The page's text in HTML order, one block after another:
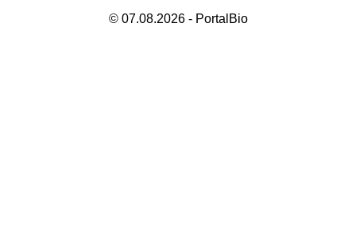
© 07.08.2026 - PortalBio